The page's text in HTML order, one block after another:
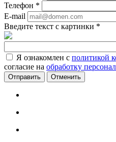
Телефон *
E-mail
Введите текст с картинки *
Я ознакомлен с политикой
согласие на обработку
Отменить